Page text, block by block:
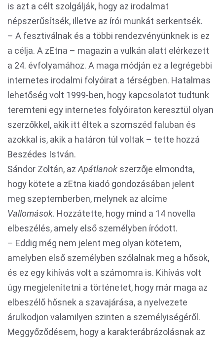
is azt a célt szolgálják, hogy az irodalmat
népszerűsítsék, illetve az írói munkát serkentsék.
– A fesztiválnak és a többi rendezvényünknek is ez
a célja. A zEtna – magazin a vulkán alatt elérkezett
a 24. évfolyamához. A maga módján ez a legrégebbi
internetes irodalmi folyóirat a térségben. Hatalmas
lehetőség volt 1999-ben, hogy kapcsolatot tudtunk
teremteni egy internetes folyóiraton keresztül olyan
szerzőkkel, akik itt éltek a szomszéd faluban és
azokkal is, akik a határon túl voltak – tette hozzá
Beszédes István.
Sándor Zoltán, az Apátlanok szerzője elmondta,
hogy kötete a zEtna kiadó gondozásában jelent
meg szeptemberben, melynek az alcíme
Vallomások. Hozzátette, hogy mind a 14 novella
elbeszélés, amely első személyben íródott.
– Eddig még nem jelent meg olyan kötetem,
amelyben első személyben szólalnak meg a hősök,
és ez egy kihívás volt a számomra is. Kihívás volt
úgy megjelenítetni a történetet, hogy már maga az
elbeszélő hősnek a szavajárása, a nyelvezete
árulkodjon valamilyen szinten a személyiségéről.
Meggyőződésem, hogy a karakterábrázolásnak az